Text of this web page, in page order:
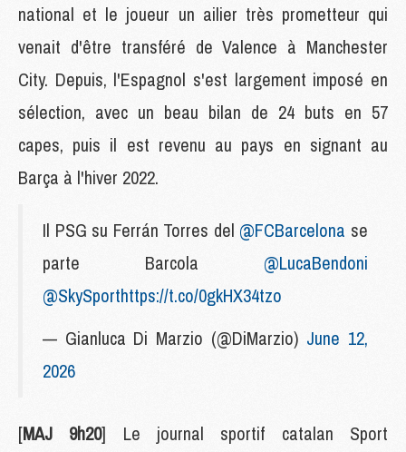
national et le joueur un ailier très prometteur qui
venait d'être transféré de Valence à Manchester
City. Depuis, l'Espagnol s'est largement imposé en
sélection, avec un beau bilan de 24 buts en 57
capes, puis il est revenu au pays en signant au
Barça à l'hiver 2022.
Il PSG su Ferrán Torres del @FCBarcelona se
parte Barcola @LucaBendoni
@SkySporthttps://t.co/0gkHX34tzo
— Gianluca Di Marzio (@DiMarzio) June 12,
2026
[MAJ 9h20] Le journal sportif catalan Sport